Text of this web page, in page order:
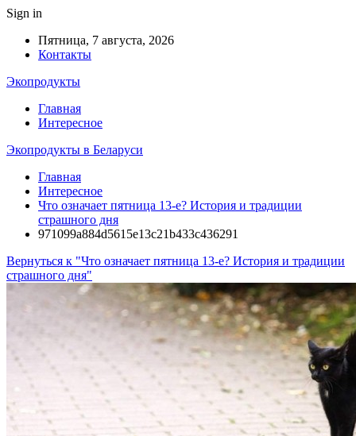
Sign in
Пятница, 7 августа, 2026
Контакты
Экопродукты
Главная
Интересное
Экопродукты в Беларуси
Главная
Интересное
Что означает пятница 13-е? История и традиции
страшного дня
971099a884d5615e13c21b433c436291
Вернуться к "Что означает пятница 13-е? История и традиции
страшного дня"